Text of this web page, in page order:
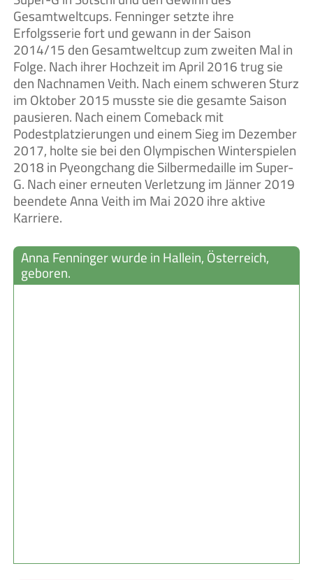
Gesamtweltcups. Fenninger setzte ihre
Erfolgsserie fort und gewann in der Saison
2014/15 den Gesamtweltcup zum zweiten Mal in
Folge. Nach ihrer Hochzeit im April 2016 trug sie
den Nachnamen Veith. Nach einem schweren Sturz
im Oktober 2015 musste sie die gesamte Saison
pausieren. Nach einem Comeback mit
Podestplatzierungen und einem Sieg im Dezember
2017, holte sie bei den Olympischen Winterspielen
2018 in Pyeongchang die Silbermedaille im Super-
G. Nach einer erneuten Verletzung im Jänner 2019
beendete Anna Veith im Mai 2020 ihre aktive
Karriere.
Anna Fenninger wurde in Hallein, Österreich,
geboren.